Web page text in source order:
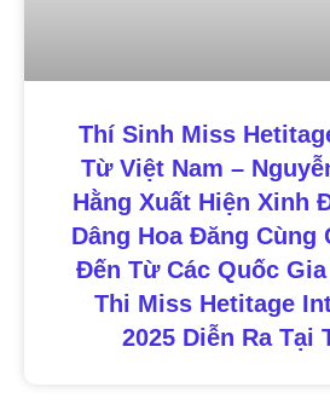
Thí Sinh Miss
Từ Việt Nam –
Hằng Xuất Hiện Xinh
Dâng Hoa Đăng Cùng
Đến Từ Các Quốc
Thi Miss Hetitage
2025 Diễn Ra Tại